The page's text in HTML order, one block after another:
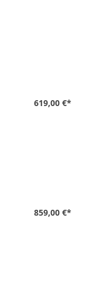
619,00 €*
859,00 €*